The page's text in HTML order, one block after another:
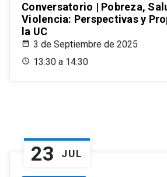
Conversatorio | Pobreza,
Violencia: Perspectivas y
la UC
3 de Septiembre de 2025
13:30 a 14:30
23 JUL